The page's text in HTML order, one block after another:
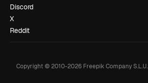
Discord
X
Reddit
Copyright © 2010-2026Freepik Company S.L.U.